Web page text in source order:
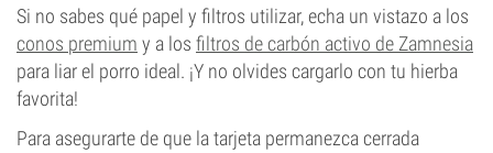
Si no sabes qué papel y filtros utilizar, echa un vistazo a los
conos premium y a los filtros de carbón activo de Zamnesia
para liar el porro ideal. ¡Y no olvides cargarlo con tu hierba
favorita!
Para asegurarte de que la tarjeta permanezca cerrada